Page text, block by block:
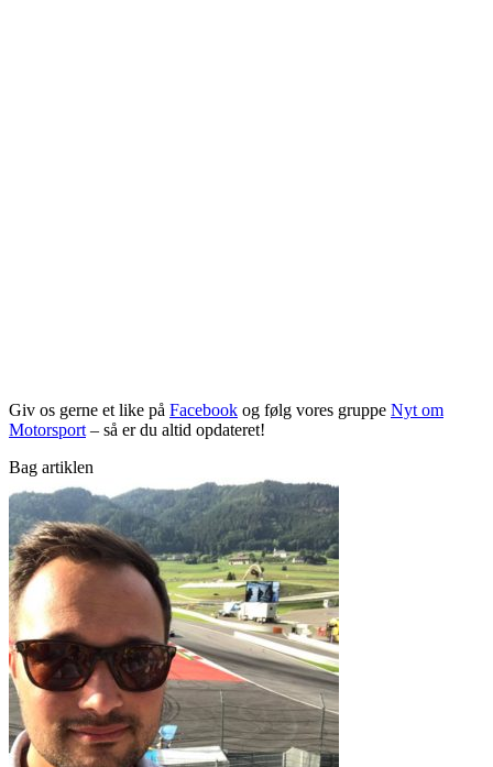
Giv os gerne et like på Facebook og følg vores gruppe Nyt om
Motorsport– så er du altid opdateret!
Bag artiklen